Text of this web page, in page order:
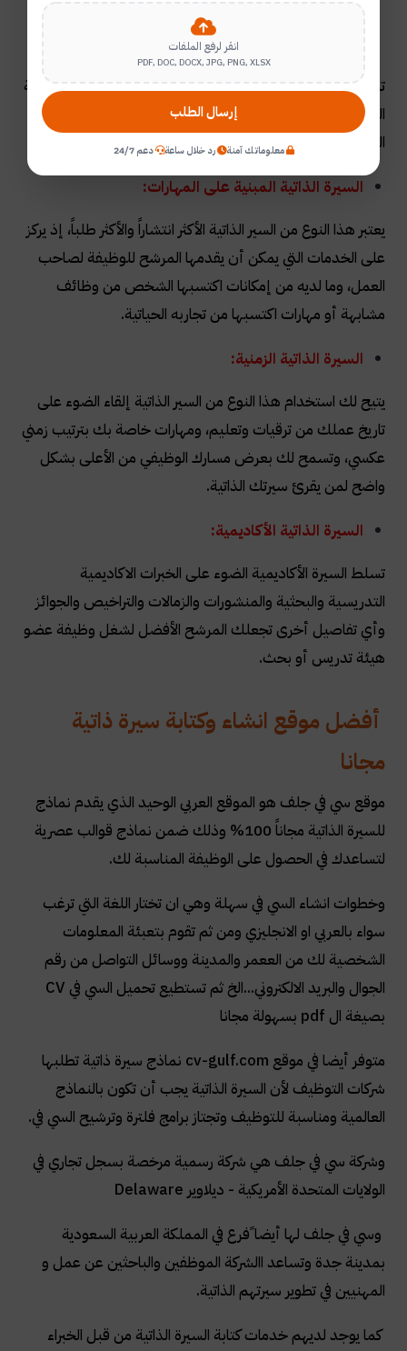
أنواع السيرة الذاتية
تسهل السير الذاتية مهمة كباحث عن عمل في بناء سيرتك الذاتية
المبدئية، كونها
سيرة ذاتيةهنالك ثلاثة أنواع رئيسية للسير
الذاتي ( السي في ) هي:
السيرة الذاتية المبنية على المهارات:
يعتبر هذا النوع من السير الذاتية الأكثر انتشاراً والأكثر طلباً، إذ يركز
على الخدمات التي يمكن أن يقدمها المرشح للوظيفة لصاحب
العمل، وما لديه من إمكانات اكتسبها الشخص من وظائف
مشابهة أو مهارات اكتسبها من تجاربه الحياتية.
السيرة الذاتية الزمنية:
يتيح لك استخدام هذا النوع من السير الذاتية إلقاء الضوء على
تاريخ عملك من ترقيات وتعليم، ومهارات خاصة بك بترتيب زمني
عكسي، وتسمح لك بعرض مسارك الوظيفي من الأعلى بشكل
واضح لمن يقرئ سيرتك الذاتية.
السيرة الذاتية الأكاديمية:
تسلط السيرة الأكاديمية الضوء على الخبرات الاكاديمية
التدريسية والبحثية والمنشورات والزمالات والتراخيص والجوائز
وأي تفاصيل أخرى تجعلك المرشح الأفضل لشغل وظيفة عضو
هيئة تدريس أو بحث.
أفضل موقع انشاء وكتابة سيرة ذاتية
مجانا
موقع سي في جلف هو الموقع العربي الوحيد الذي يقدم نماذج
للسيرة الذاتية مجاناً 100% وذلك ضمن نماذج قوالب عصرية
لتساعدك في الحصول على الوظيفة المناسبة لك.
وخطوات انشاء السي في سهلة وهي ان تختار اللغة التي ترغب
سواء بالعربي او الانجليزي ومن ثم تقوم بتعبئة المعلومات
الشخصية لك من الععمر والمدينة ووسائل التواصل من رقم
الجوال والبريد الالكتروني...الخ ثم تستطيع تحميل السي في CV
بصيغة ال pdf بسهولة مجانا
متوفر أيضا في موقع cv-gulf.com نماذج سيرة ذاتية تطلبها
شركات التوظيف لأن السيرة الذاتية يجب أن تكون بالنماذج
العالمية ومناسبة للتوظيف وتجتاز برامج فلترة وترشيح السي في.
وشركة سي في جلف هي شركة رسمية مرخصة بسجل تجاري في
الولايات المتحدة الأمريكية - ديلاوير Delaware
وسي في جلف لها أيضا ًفرع في المملكة العربية السعودية
بمدينة جدة وتساعد االشركة الموظفين والباحثين عن عمل و
المهنيين في تطوير سيرتهم الذاتية.
كما يوجد لديهم خدمات كتابة السيرة الذاتية من قبل الخبراء
انقر لرفع الملفات
PDF, DOC, DOCX, JPG, PNG, XLSX
إرسال الطلب
معلوماتك آمنة رد خلال ساعة دعم 24/7